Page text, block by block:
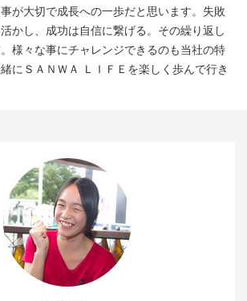
が大切で成長への一歩だと思います。失敗
かし、成功は自信に繋げる。その繰り返し
様々な事にチャレンジできるのも当社の特
にＳＡＮＷＡ ＬＩＦＥを楽しく歩んで行き